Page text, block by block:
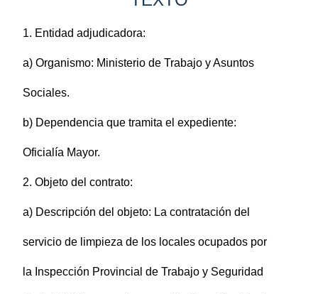
1. Entidad adjudicadora:
a) Organismo: Ministerio de Trabajo y Asuntos
Sociales.
b) Dependencia que tramita el expediente:
Oficialía Mayor.
2. Objeto del contrato:
a) Descripción del objeto: La contratación del
servicio de limpieza de los locales ocupados por
la Inspección Provincial de Trabajo y Seguridad